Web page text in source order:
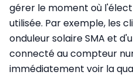
gérer le moment où
utilisée. Par exemple, les
onduleur solaire SMA et
connecté au compteur
immédiatement voir la